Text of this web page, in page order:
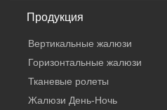
Продукция
Вертикальные жалюзи
Горизонтальные жалюзи
Тканевые ролеты
Жалюзи День-Ночь